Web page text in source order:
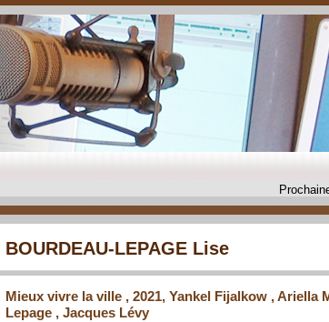
BOURDEAU-LEPAGE Lise
Mieux vivre la ville , 2021, Yankel Fijalkow , Ariella
Lepage , Jacques Lévy